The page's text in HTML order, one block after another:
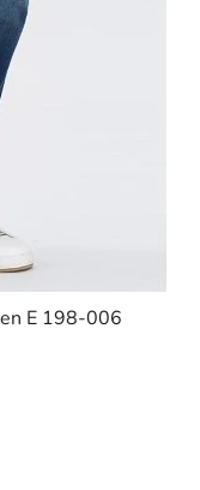
E 198-006